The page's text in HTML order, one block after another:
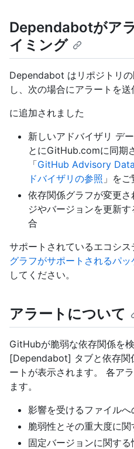
Dependabotがア
イミング
Dependabot はリポジトリ
し、次の場合にアラートを送
に追加されました
新しいアドバイザリ デ
とにGitHub.comに同期
「GitHub Advisory
ドバイザリの参照 」をご
依存関係グラフが変更
ジやバージョンを更新
合
サポートされているエコシス
グラフがサポートされるパ
してください。
アラートについて
GitHubが脆弱な依存関係を
[Dependabot] タブと依存関
ートが表示されます。 各ア
ます。
影響を受けるファイルへ
脆弱性とその重大度に関
固定バージョンに関す